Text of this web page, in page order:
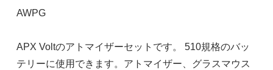
AWPG
APX Voltのアトマイザーセットです。 510規格のバッ
テリーに使用できます。アトマイザー、グラスマウス